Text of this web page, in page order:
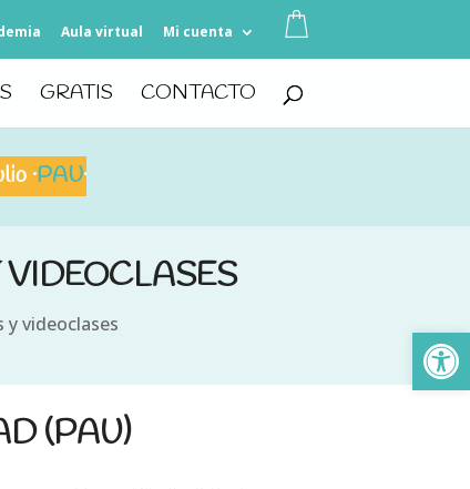
Aula virtual Mi cuenta
GRATIS CONTACTO
· PAU+25
y videoclases
(PAU)